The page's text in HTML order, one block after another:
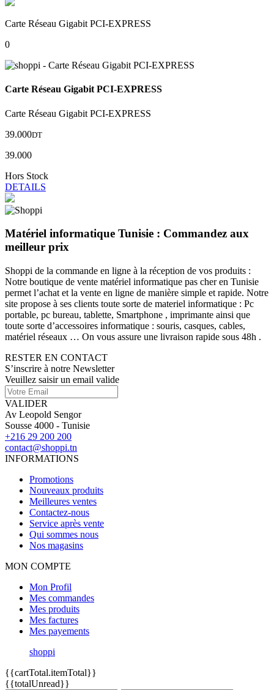
Carte Réseau Gigabit PCI-EXPRESS
0
Carte Réseau Gigabit PCI-EXPRESS
Carte Réseau Gigabit PCI-EXPRESS
39.000DT
39.000
Hors Stock
DETAILS
Matériel informatique Tunisie : Commandez aux
meilleur prix
Shoppi de la commande en ligne à la réception de vos produits :
Notre boutique de vente matériel informatique pas cher en Tunisie
permet l’achat et la vente en ligne de manière simple et rapide. Notre
site propose à ses clients toute sorte de materiel informatique : Pc
portable, pc bureau, tablette, Smartphone , imprimante ainsi que
toute sorte d’accessoires informatique : souris, casques, cables,
matériel réseaux … On vous assure une livraison rapide sous 48h .
RESTER EN CONTACT
S’inscrire à notre Newsletter
Veuillez saisir un email valide
VALIDER
Av Leopold Sengor
Sousse 4000 - Tunisie
+216 29 200 200
contact@shoppi.tn
INFORMATIONS
Promotions
Nouveaux produits
Meilleures ventes
Contactez-nous
Service après vente
Qui sommes nous
Nos magasins
MON COMPTE
Mon Profil
Mes commandes
Mes produits
Mes factures
Mes payements
shoppi
{{cartTotal.itemTotal}}
{{totalUnread}}